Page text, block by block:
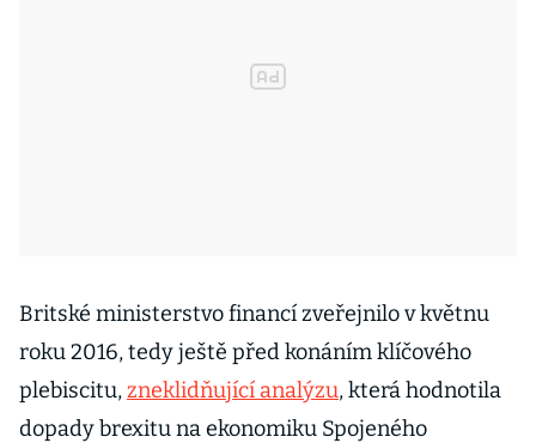
Britské ministerstvo financí zveřejnilo v květnu
roku 2016, tedy ještě před konáním klíčového
plebiscitu,zneklidňující analýzu, která hodnotila
dopady brexitu na ekonomiku Spojeného